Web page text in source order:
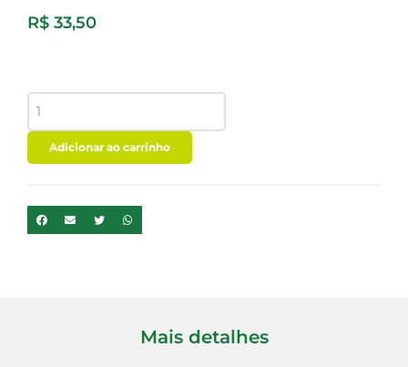
R$ 33,50
RUB
PORK
BOMBAY
quantidade
Adicionar ao carrinho
Mais detalhes